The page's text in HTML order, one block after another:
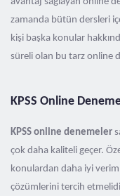
zamanda bütün dersleri
kişi başka konular
süreli olan bu tarz online
KPSS Online
KPSS online denemeler
çok daha kaliteli geçer.
konulardan daha iyi
çözümlerini tercih